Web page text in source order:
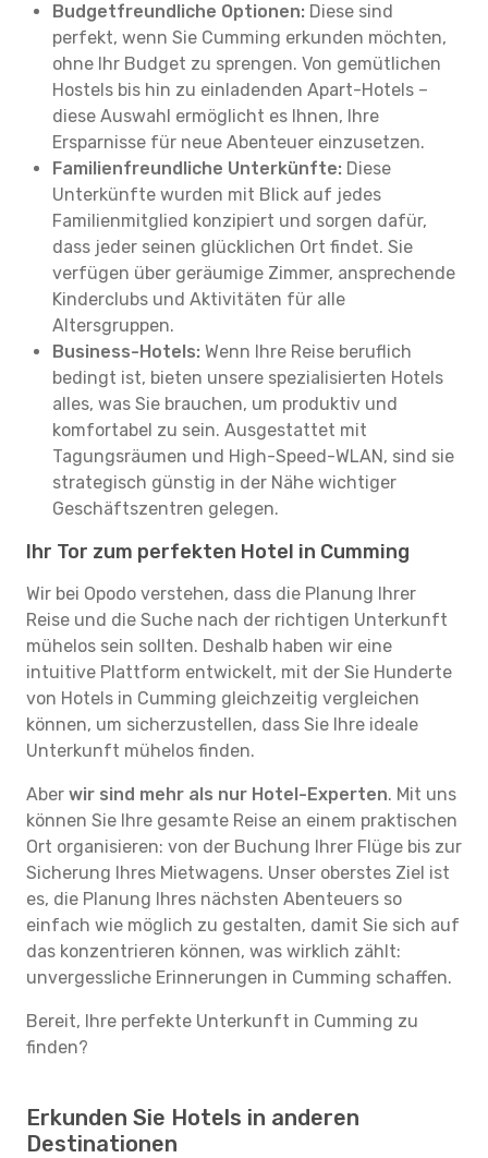
Budgetfreundliche Optionen: Diese sind
perfekt, wenn Sie Cumming erkunden möchten,
ohne Ihr Budget zu sprengen. Von gemütlichen
Hostels bis hin zu einladenden Apart-Hotels –
diese Auswahl ermöglicht es Ihnen, Ihre
Ersparnisse für neue Abenteuer einzusetzen.
Familienfreundliche Unterkünfte: Diese
Unterkünfte wurden mit Blick auf jedes
Familienmitglied konzipiert und sorgen dafür,
dass jeder seinen glücklichen Ort findet. Sie
verfügen über geräumige Zimmer, ansprechende
Kinderclubs und Aktivitäten für alle
Altersgruppen.
Business-Hotels: Wenn Ihre Reise beruflich
bedingt ist, bieten unsere spezialisierten Hotels
alles, was Sie brauchen, um produktiv und
komfortabel zu sein. Ausgestattet mit
Tagungsräumen und High-Speed-WLAN, sind sie
strategisch günstig in der Nähe wichtiger
Geschäftszentren gelegen.
Ihr Tor zum perfekten Hotel in Cumming
Wir bei Opodo verstehen, dass die Planung Ihrer
Reise und die Suche nach der richtigen Unterkunft
mühelos sein sollten. Deshalb haben wir eine
intuitive Plattform entwickelt, mit der Sie Hunderte
von Hotels in Cumming gleichzeitig vergleichen
können, um sicherzustellen, dass Sie Ihre ideale
Unterkunft mühelos finden.
Aber wir sind mehr als nur Hotel-Experten. Mit uns
können Sie Ihre gesamte Reise an einem praktischen
Ort organisieren: von der Buchung Ihrer Flüge bis zur
Sicherung Ihres Mietwagens. Unser oberstes Ziel ist
es, die Planung Ihres nächsten Abenteuers so
einfach wie möglich zu gestalten, damit Sie sich auf
das konzentrieren können, was wirklich zählt:
unvergessliche Erinnerungen in Cumming schaffen.
Bereit, Ihre perfekte Unterkunft in Cumming zu
finden?
Erkunden Sie Hotels in anderen
Destinationen